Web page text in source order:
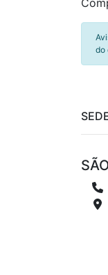
do